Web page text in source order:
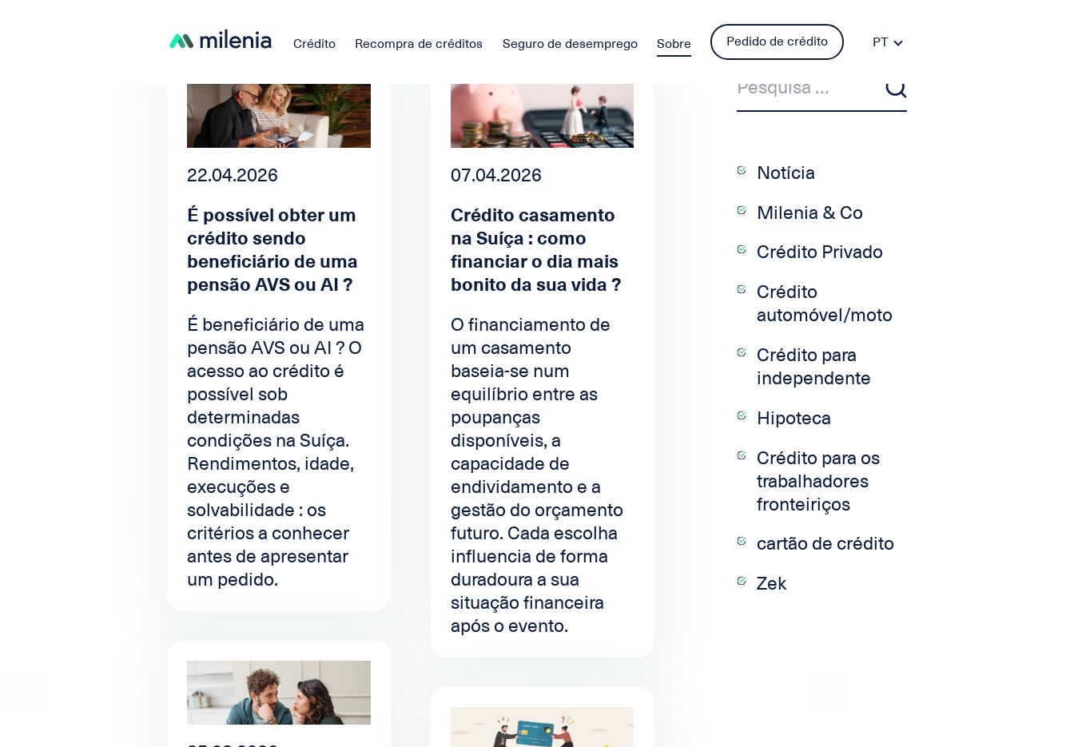
Crédito Recompra de créditos Seguro de desemprego Sobre Pedido de crédito
PT
DE
ES
22.04.2026
É possível obter um
crédito sendo
beneficiário de uma
pensão AVS ou AI ?
É beneficiário de uma
pensão AVS ou AI ? O
acesso ao crédito é
possível sob
determinadas
condições na Suíça.
Rendimentos, idade,
execuções e
solvabilidade : os
critérios a conhecer
antes de apresentar
um pedido.
07.04.2026
Crédito casamento
na Suíça : como
financiar o dia mais
bonito da sua vida ?
O financiamento de
um casamento
baseia-se num
equilíbrio entre as
poupanças
disponíveis, a
capacidade de
endividamento e a
gestão do orçamento
futuro. Cada escolha
influencia de forma
duradoura a sua
situação financeira
após o evento.
Notícia
Milenia & Co
Crédito Privado
Crédito
automóvel/moto
Crédito para
independente
Hipoteca
Crédito para os
trabalhadores
fronteiriços
cartão de crédito
Zek